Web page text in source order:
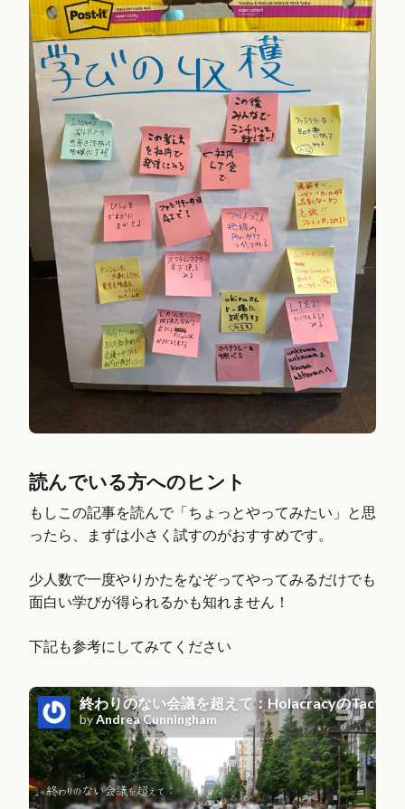
読んでいる方へのヒント
もしこの記事を読んで「ちょっとやってみたい」と思
ったら、まずは小さく試すのがおすすめです。
少人数で一度やりかたをなぞってやってみるだけでも
面白い学びが得られるかも知れません！
下記も参考にしてみてください